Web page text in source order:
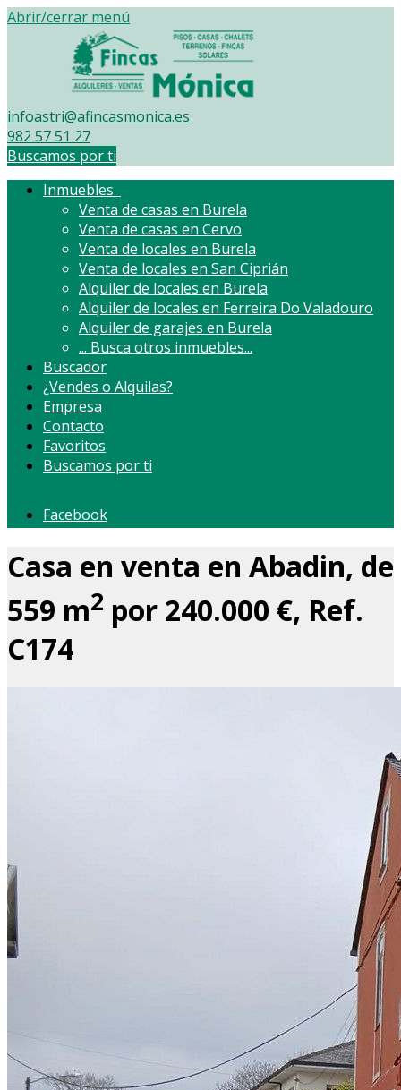
Abrir/cerrar menú
infoastri@afincasmonica.es
982 57 51 27
Buscamos por ti
Inmuebles
Venta de casas en Burela
Venta de casas en Cervo
Venta de locales en Burela
Venta de locales en San Ciprián
Alquiler de locales en Burela
Alquiler de locales en Ferreira Do Valadouro
Alquiler de garajes en Burela
... Busca otros inmuebles...
Buscador
¿Vendes o Alquilas?
Empresa
Contacto
Favoritos
Buscamos por ti
Facebook
Casa en venta en Abadin, de
559 m2 por 240.000 €, Ref.
C174